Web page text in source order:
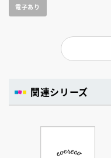
電子あり
関連シリーズ